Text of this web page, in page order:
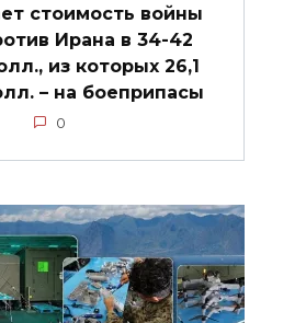
стоимость войны
Ирана в 34-42
из которых 26,1
– на боеприпасы
0